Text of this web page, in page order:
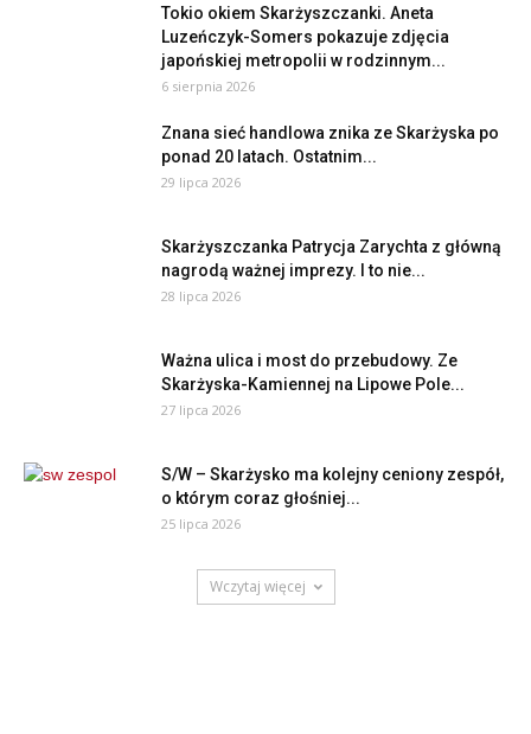
Tokio okiem Skarżyszczanki. Aneta
Luzeńczyk-Somers pokazuje zdjęcia
japońskiej metropolii w rodzinnym...
6 sierpnia 2026
Znana sieć handlowa znika ze Skarżyska po
ponad 20 latach. Ostatnim...
29 lipca 2026
Skarżyszczanka Patrycja Zarychta z główną
nagrodą ważnej imprezy. I to nie...
28 lipca 2026
Ważna ulica i most do przebudowy. Ze
Skarżyska-Kamiennej na Lipowe Pole...
27 lipca 2026
S/W – Skarżysko ma kolejny ceniony zespół,
o którym coraz głośniej...
25 lipca 2026
Wczytaj więcej